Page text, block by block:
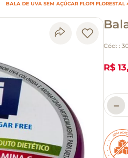
BALA DE UVA SEM AÇÚCAR FLOPI FLORESTAL
Cód: :
R$
－
chá
queijo
macarrão